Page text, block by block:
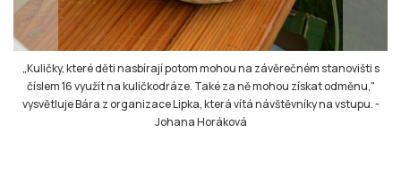
„Kuličky, které děti nasbírají potom mohou na závěrečném stanovišti s
číslem 16 využít na kuličkodráze. Také za ně mohou získat odměnu,"
vysvětluje Bára z organizace Lipka, která vítá návštěvníky na vstupu.-
Johana Horáková